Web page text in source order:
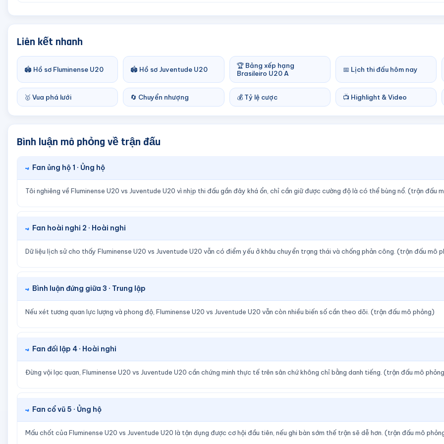
Liên kết nhanh
🏟️ Hồ sơ Fluminense U20 🏟️ Hồ sơ Juventude U20
🏆 Bảng xếp hạng
Brasileiro U20 A
📅 Lịch thi đấu hôm nay
🥇 Vua phá lưới 🔄 Chuyển nhượng 💰 Tỷ lệ cược 📺 Highlight & Video
Bình luận mô phỏng về trận đấu
Fan ủng hộ 1 · Ủng hộ
Tôi nghiêng về Fluminense U20 vs Juventude U20 vì nhịp thi đấu gần đây khá ổn, chỉ cần giữ được cường độ là có thể bùng nổ. (trận đấu
Fan hoài nghi 2 · Hoài nghi
Dữ liệu lịch sử cho thấy Fluminense U20 vs Juventude U20 vẫn có điểm yếu ở khâu chuyển trạng thái và chống phản công. (trận đấu mô
Bình luận đứng giữa 3 · Trung lập
Nếu xét tương quan lực lượng và phong độ, Fluminense U20 vs Juventude U20 vẫn còn nhiều biến số cần theo dõi. (trận đấu mô phỏng)
Fan đối lập 4 · Hoài nghi
Đừng vội lạc quan, Fluminense U20 vs Juventude U20 cần chứng minh thực tế trên sân chứ không chỉ bằng danh tiếng. (trận đấu mô
Fan cổ vũ 5 · Ủng hộ
Mấu chốt của Fluminense U20 vs Juventude U20 là tận dụng được cơ hội đầu tiên, nếu ghi bàn sớm thế trận sẽ dễ hơn. (trận đấu mô